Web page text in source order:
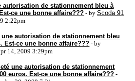
autorisation de stationnement bleu à
ce une bonne affaire??? - byScoda 91
2:22pm
une autorisation de stationnement bleu
Est-ce une bonne affaire??? - by
14, 2009 3:29pm
une autorisation de stationnement
euros. Est-ce une bonne affaire??? -